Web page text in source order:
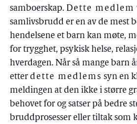
samboerskap. Dette medlem
samlivsbrudd er en av de mest
hendelsene et barn kan møte,
for trygghet, psykisk helse,
hverdagen. Når så mange barn
etter dette medlems syn en
meldingen at den ikke i større
behovet for og satser på bedre
bruddprosesser eller tiltak som